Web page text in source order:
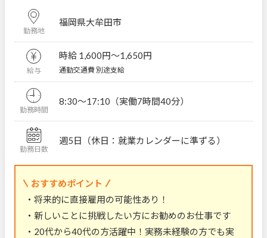
勤務地
福岡県大牟田市
給与
時給 1,600円〜1,650円
通勤交通費 別途支給
勤務時間
8:30～17:10（実働7時間40分）
勤務日数
週5日（休日：就業カレンダーに準ずる）
おすすめポイント
・将来的に直接雇用の可能性あり！
・新しいことに挑戦したい方にお勧めのお仕事です
・20代から40代の方活躍中！実務未経験の方でも実